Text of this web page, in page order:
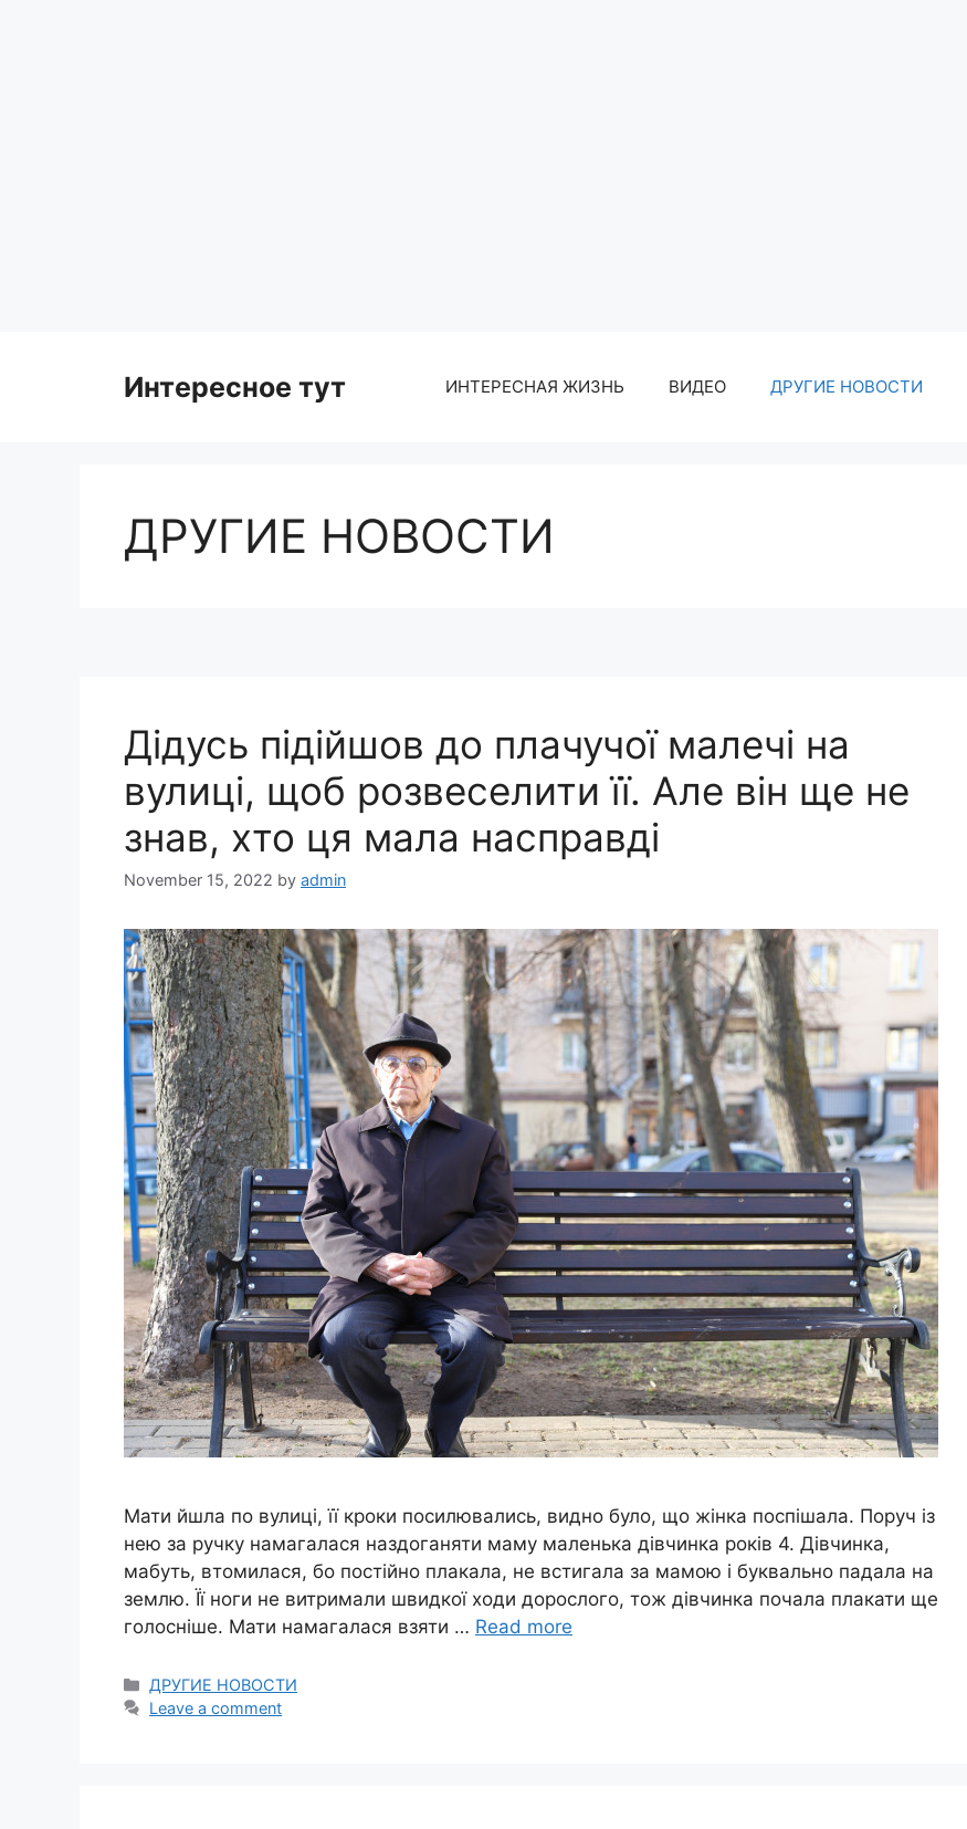
Интересное тут ИНТЕРЕСНАЯ ЖИЗНЬ ВИДЕО ДРУГИЕ НОВОСТИ
ДРУГИЕ НОВОСТИ
Дідусь підійшов до плачучої малечі на
вулиці, щоб розвеселити її. Але він ще не
знав, хто ця мала насправді
November 15, 2022 by admin
Мати йшла по вулиці, її кроки посилювались, видно було, що жінка поспішала. Поруч із
нею за ручку намагалася наздоганяти маму маленька дівчинка років 4. Дівчинка,
мабуть, втомилася, бо постійно плакала, не встигала за мамою і буквально падала на
землю. Її ноги не витримали швидкої ходи дорослого, тож дівчинка почала плакати ще
голосніше. Мати намагалася взяти … Read more
Categories
ДРУГИЕ НОВОСТИ
Leave a comment